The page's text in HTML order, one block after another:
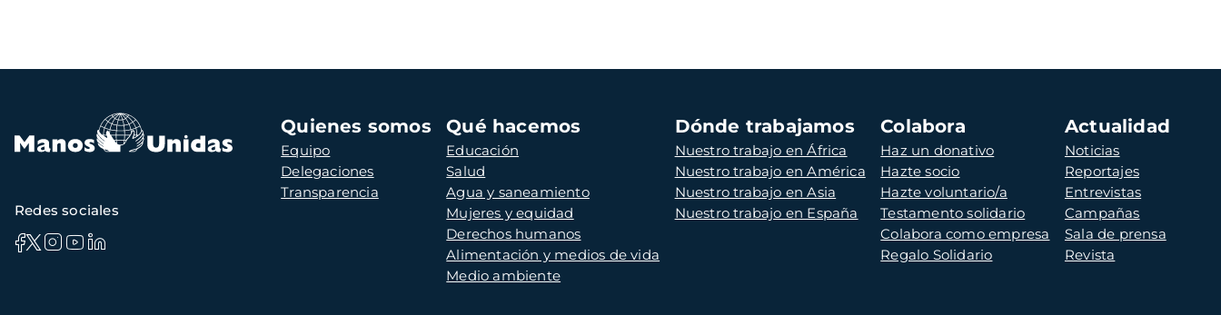
Navegación
principal
Quienes somos
Equipo
Delegaciones
Transparencia
Qué hacemos
Educación
Salud
Agua y saneamiento
Mujeres y equidad
Derechos humanos
Alimentación y medios de vida
Medio ambiente
Dónde trabajamos
Nuestro trabajo en África
Nuestro trabajo en América
Nuestro trabajo en Asia
Nuestro trabajo en España
Colabora
Haz un donativo
Hazte socio
Hazte voluntario/a
Testamento solidario
Colabora como empresa
Regalo Solidario
Actualidad
Noticias
Reportajes
Entrevistas
Campañas
Sala de prensa
Revista
Redes sociales